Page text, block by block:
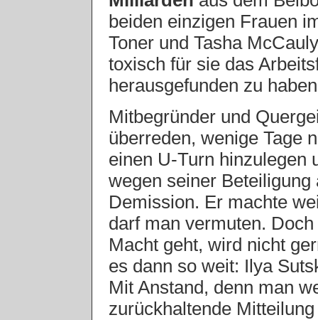
beiden einzigen Frauen
Toner und Tasha
toxisch für sie das
herausgefunden zu
Mitbegründer und
überreden, wenige Tage
einen U-Turn hinzulegen
wegen seiner Beteiligung
Demission. Er machte
darf man vermuten.
Macht geht, wird nicht
es dann so weit: Ilya
Mit Anstand, denn man
zurückhaltende